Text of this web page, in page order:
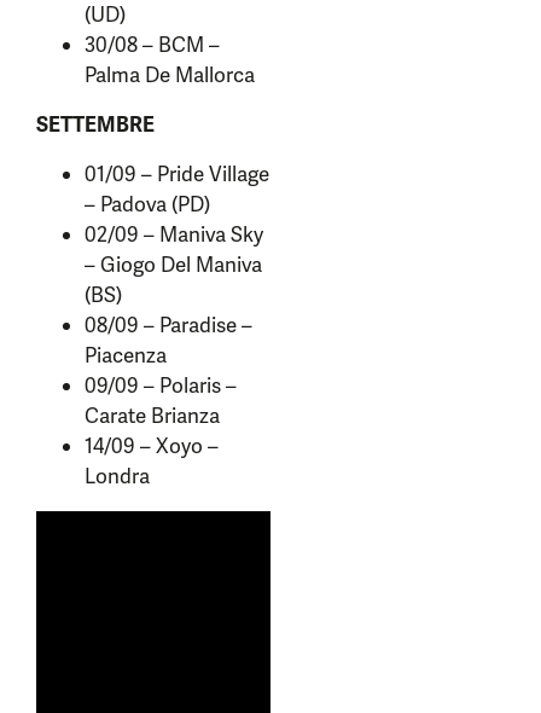
(UD)
30/08 – BCM –
Palma De Mallorca
SETTEMBRE
01/09 – Pride Village
– Padova (PD)
02/09 – Maniva Sky
– Giogo Del Maniva
(BS)
08/09 – Paradise –
Piacenza
09/09 – Polaris –
Carate Brianza
14/09 – Xoyo –
Londra